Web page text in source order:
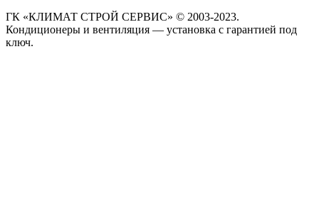
ГК «КЛИМАТ СТРОЙ СЕРВИС» © 2003-2023.
Кондиционеры и вентиляция — установка с гарантией под
ключ.